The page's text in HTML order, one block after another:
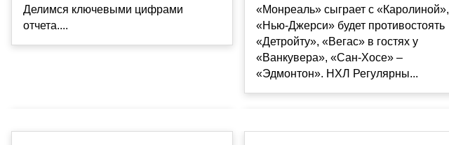
Делимся ключевыми цифрами
отчета....
«Монреаль» сыграет с «Каролиной»,
«Нью-Джерси» будет противостоять
«Детройту», «Вегас» в гостях у
«Ванкувера», «Сан-Хосе» –
«Эдмонтон». НХЛ Регулярны...